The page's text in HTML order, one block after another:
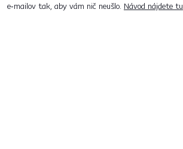
e‑mailov tak, aby vám nič neušlo. Návod nájdete tu